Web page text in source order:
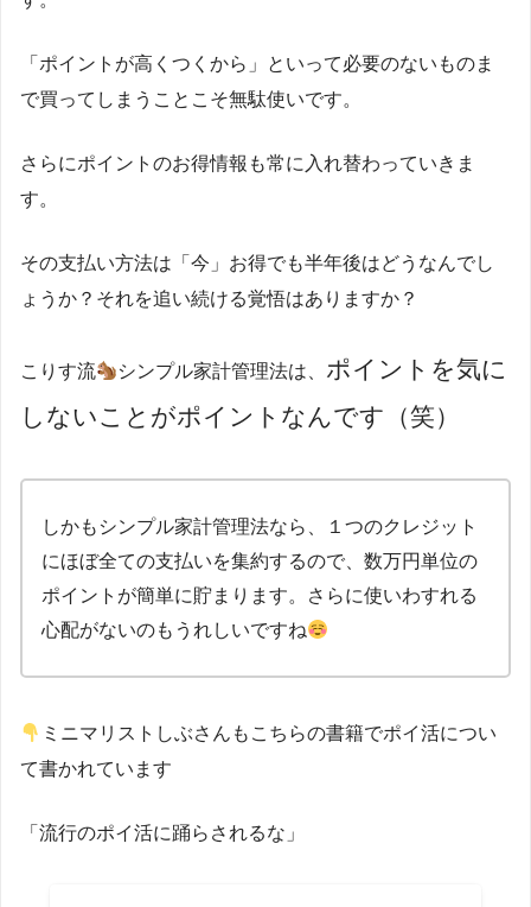
「ポイントが高くつくから」といって必要のないものま
で買ってしまうことこそ無駄使いです。
さらにポイントのお得情報も常に入れ替わっていきま
す。
その支払い方法は「今」お得でも半年後はどうなんでし
ょうか？それを追い続ける覚悟はありますか？
こりす流 シンプル家計管理法は、 ポイントを気に
しないことがポイントなんです（笑）
しかもシンプル家計管理法なら、１つのクレジット
にほぼ全ての支払いを集約するので、数万円単位の
ポイントが簡単に貯まります。さらに使いわすれる
心配がないのもうれしいですね
ミニマリストしぶさんもこちらの書籍でポイ活につい
て書かれています
「流行のポイ活に踊らされるな」